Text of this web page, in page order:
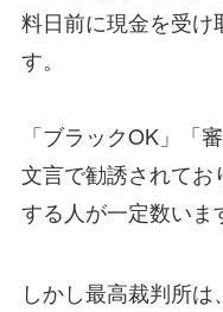
料日前に現金を受
す。
「ブラックOK」「
文言で勧誘されてお
する人が一定数いま
しかし最高裁判所